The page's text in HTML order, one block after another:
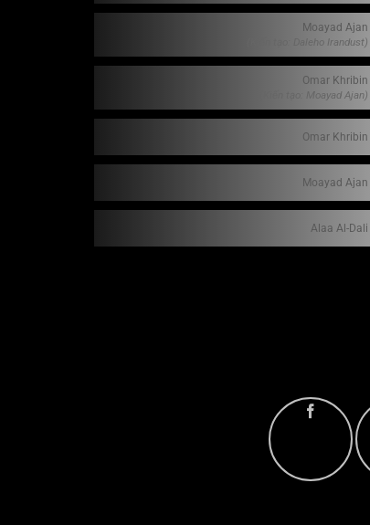
Moayad Ajan
(Kiến tạo: Daleho Irandust)
Omar Khribin
(Kiến tạo: Moayad Ajan)
Omar Khribin
Moayad Ajan
Alaa Al-Dali